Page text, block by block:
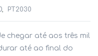
PT2030
chegar até aos três mil
até ao final do